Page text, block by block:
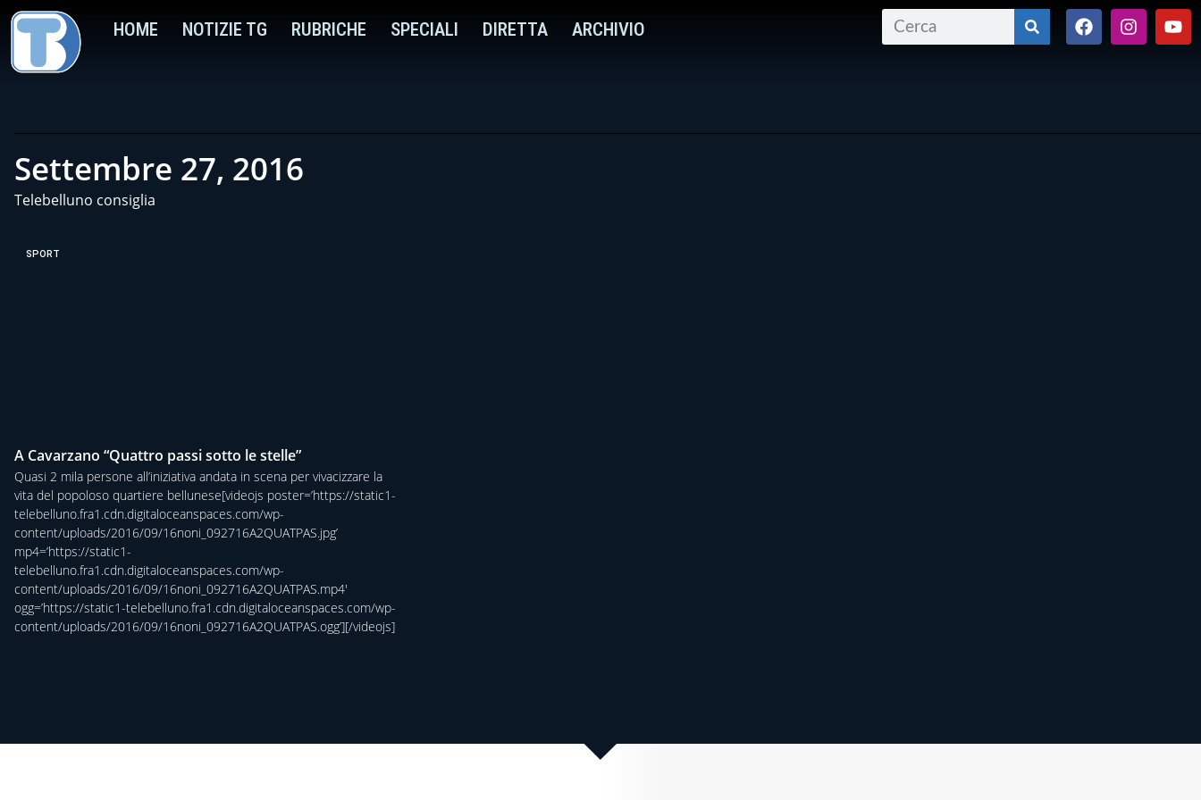
HOME NOTIZIE TG RUBRICHE SPECIALI DIRETTA ARCHIVIO
Settembre 27, 2016
Telebelluno consiglia
SPORT
A Cavarzano “Quattro passi sotto le stelle”
Quasi 2 mila persone all’iniziativa andata in scena per vivacizzare la
vita del popoloso quartiere bellunese[videojs poster=’https://static1-
telebelluno.fra1.cdn.digitaloceanspaces.com/wp-
content/uploads/2016/09/16noni_092716A2QUATPAS.jpg’
mp4=’https://static1-
telebelluno.fra1.cdn.digitaloceanspaces.com/wp-
content/uploads/2016/09/16noni_092716A2QUATPAS.mp4′
ogg=’https://static1-telebelluno.fra1.cdn.digitaloceanspaces.com/wp-
content/uploads/2016/09/16noni_092716A2QUATPAS.ogg’][/videojs]